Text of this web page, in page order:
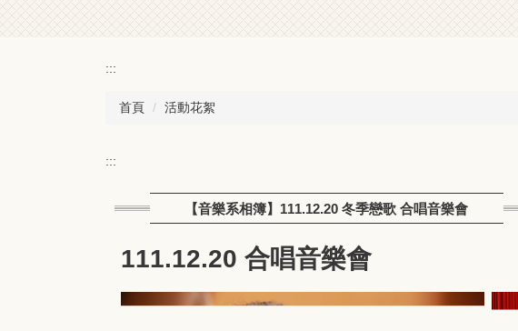
:::
首頁 活動花絮
:::
【音樂系相簿】111.12.20 冬季戀歌 合唱音樂會
111.12.20 合唱音樂會